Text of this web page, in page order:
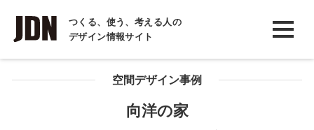
つくる、使う、考える人の
デザイン情報サイト
INTERVIEW
インタビュー
REPORT 空間デザイン事例
向洋の家